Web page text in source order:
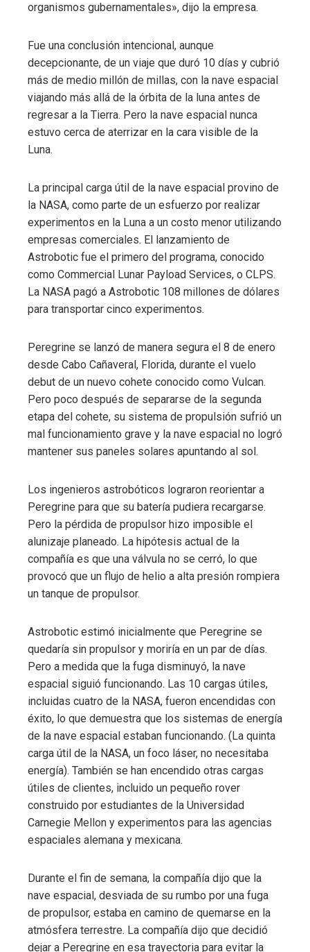
organismos gubernamentales», dijo la empresa.
Fue una conclusión intencional, aunque
decepcionante, de un viaje que duró 10 días y cubrió
más de medio millón de millas, con la nave espacial
viajando más allá de la órbita de la luna antes de
regresar a la Tierra. Pero la nave espacial nunca
estuvo cerca de aterrizar en la cara visible de la
Luna.
La principal carga útil de la nave espacial provino de
la NASA, como parte de un esfuerzo por realizar
experimentos en la Luna a un costo menor utilizando
empresas comerciales. El lanzamiento de
Astrobotic fue el primero del programa, conocido
como Commercial Lunar Payload Services, o CLPS.
La NASA pagó a Astrobotic 108 millones de dólares
para transportar cinco experimentos.
Peregrine se lanzó de manera segura el 8 de enero
desde Cabo Cañaveral, Florida, durante el vuelo
debut de un nuevo cohete conocido como Vulcan.
Pero poco después de separarse de la segunda
etapa del cohete, su sistema de propulsión sufrió un
mal funcionamiento grave y la nave espacial no logró
mantener sus paneles solares apuntando al sol.
Los ingenieros astrobóticos lograron reorientar a
Peregrine para que su batería pudiera recargarse.
Pero la pérdida de propulsor hizo imposible el
alunizaje planeado. La hipótesis actual de la
compañía es que una válvula no se cerró, lo que
provocó que un flujo de helio a alta presión rompiera
un tanque de propulsor.
Astrobotic estimó inicialmente que Peregrine se
quedaría sin propulsor y moriría en un par de días.
Pero a medida que la fuga disminuyó, la nave
espacial siguió funcionando. Las 10 cargas útiles,
incluidas cuatro de la NASA, fueron encendidas con
éxito, lo que demuestra que los sistemas de energía
de la nave espacial estaban funcionando. (La quinta
carga útil de la NASA, un foco láser, no necesitaba
energía). También se han encendido otras cargas
útiles de clientes, incluido un pequeño rover
construido por estudiantes de la Universidad
Carnegie Mellon y experimentos para las agencias
espaciales alemana y mexicana.
Durante el fin de semana, la compañía dijo que la
nave espacial, desviada de su rumbo por una fuga
de propulsor, estaba en camino de quemarse en la
atmósfera terrestre. La compañía dijo que decidió
dejar a Peregrine en esa trayectoria para evitar la